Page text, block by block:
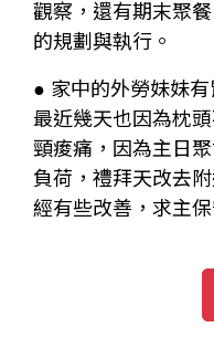
觀察，還有期末聚
的規劃與執行。
● 家中的外勞妹妹
最近幾天也因為枕
頸痠痛，因為主日
負荷，禮拜天改去
經有些改善，求主